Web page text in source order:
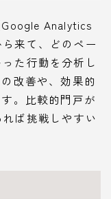
Analytics
来て、どのペー
た行動を分析し
改善や、効果的
。比較的門戸が
ば挑戦しやすい